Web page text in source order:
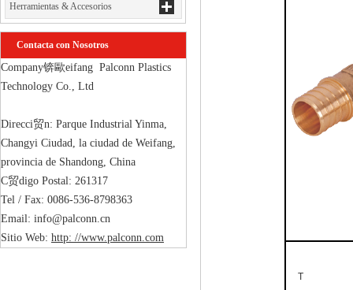
Herramientas & Accesorios
Contacta con Nosotros
Company锛歐eifang  Palconn Plastics
Technology Co., Ltd
Direcci贸n: Parque Industrial Yinma,
Changyi Ciudad, la ciudad de Weifang,
provincia de Shandong, China
C贸digo Postal: 261317
Tel / Fax: 0086-536-8798363
Email: info@palconn.cn
Sitio Web: http: //www.palconn.com
T